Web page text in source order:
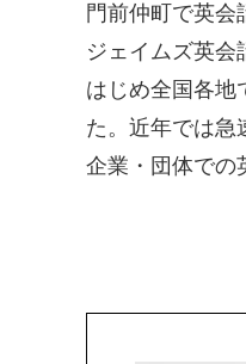
門前仲町で英会
ジェイムズ英会
はじめ全国各地
た。近年では急
企業・団体での